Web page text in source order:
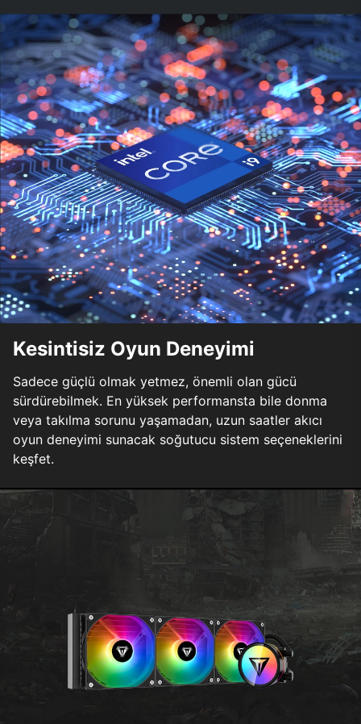
Kesintisiz Oyun Deneyimi
Sadece güçlü olmak yetmez, önemli olan gücü
sürdürebilmek. En yüksek performansta bile donma
veya takılma sorunu yaşamadan, uzun saatler akıcı
oyun deneyimi sunacak soğutucu sistem seçeneklerini
keşfet.